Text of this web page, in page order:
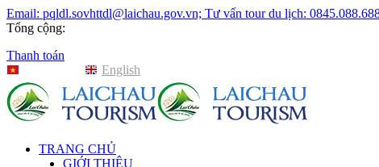
Email: pqldl.sovhttdl@laichau.gov.vn; Tư vấn tour du lịch:
Tổng cộng:
Thanh toán
English
TRANG CHỦ
GIỚI THIỆU